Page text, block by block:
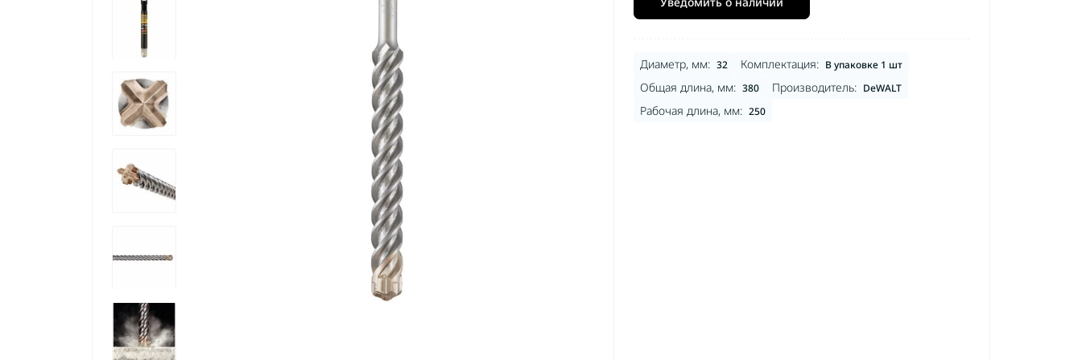
Перфораторы SDS-Plus
аккумуляторные
аккумуляторные
Райдеры
Тракторы
Диаметр, мм: 32 Комплектация: В упаковке 1 шт
Общая длина, мм: 380 Производитель: DeWALT
Рабочая длина, мм: 250